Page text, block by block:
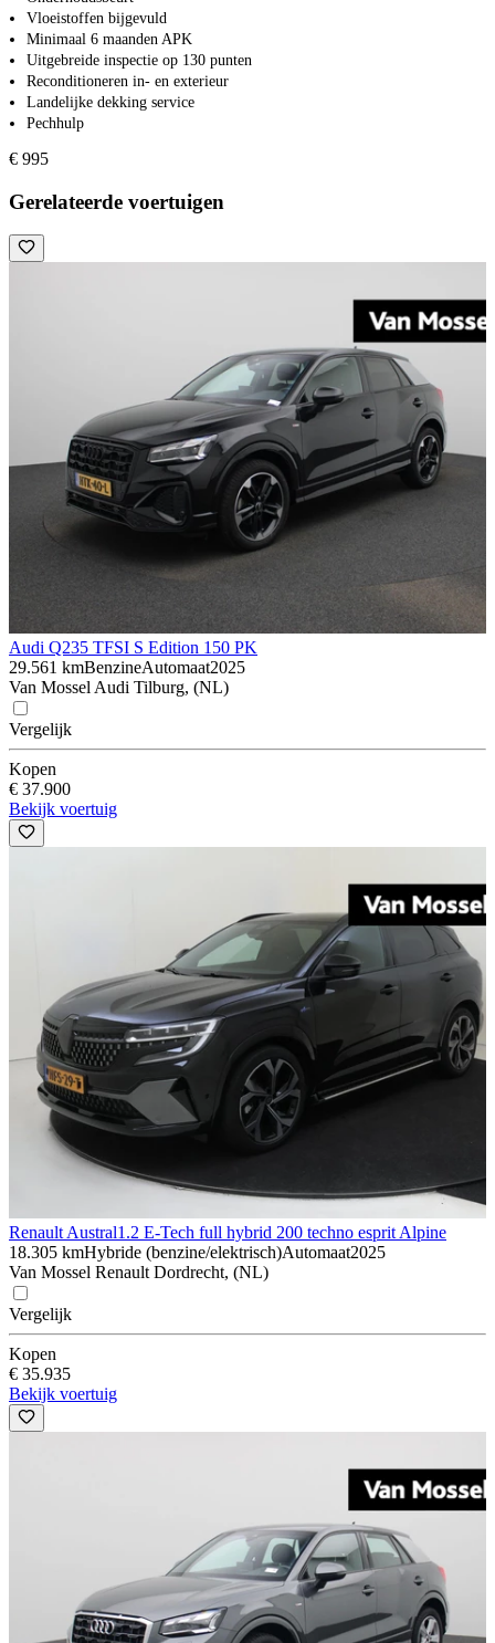
Vloeistoffen bijgevuld
Minimaal 6 maanden APK
Uitgebreide inspectie op 130 punten
Reconditioneren in- en exterieur
Landelijke dekking service
Pechhulp
€ 995
Gerelateerde voertuigen
Audi Q235 TFSI S Edition 150 PK
29.561 kmBenzineAutomaat2025
Van Mossel Audi Tilburg, (NL)
Vergelijk
Kopen
€ 37.900
Bekijk voertuig
Renault Austral1.2 E-Tech full hybrid 200 techno esprit Alpine
18.305 kmHybride (benzine/elektrisch)Automaat2025
Van Mossel Renault Dordrecht, (NL)
Vergelijk
Kopen
€ 35.935
Bekijk voertuig